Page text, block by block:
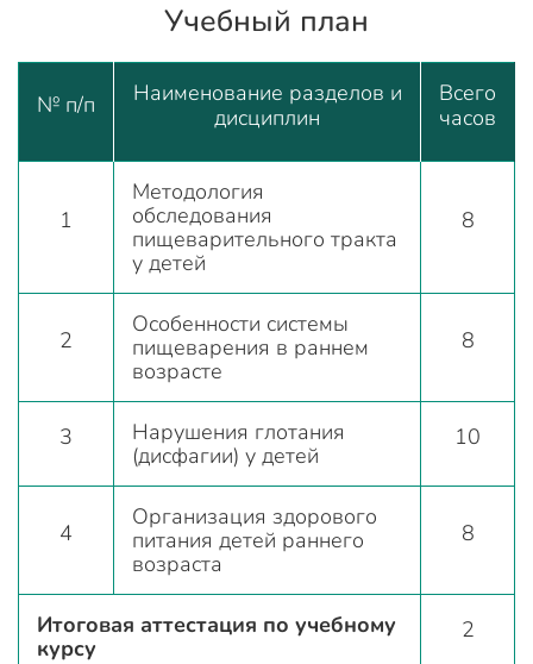
Учебный план
№ п/п
Наименование разделов и
дисциплин
Всего
часов
1
Методология
обследования
пищеварительного тракта
у детей
8
2
Особенности системы
пищеварения в раннем
возрасте
8
3
Нарушения глотания
(дисфагии) у детей
10
4
Организация здорового
питания детей раннего
возраста
8
Итоговая аттестация по учебному
курсу
2